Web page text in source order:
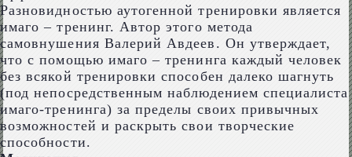
Разновидностью аутогенной тренировки является
имаго – тренинг. Автор этого метода
самовнушения Валерий Авдеев. Он утверждает,
что с помощью имаго – тренинга каждый человек
без всякой тренировки способен далеко шагнуть
(под непосредственным наблюдением специалиста
имаго-тренинга) за пределы своих привычных
возможностей и раскрыть свои творческие
способности.